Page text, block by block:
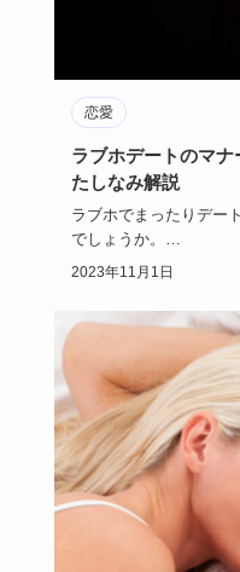
恋愛
ラブホデートのマ
たしなみ解説
ラブホでまったりデー
でしょうか。
でもいざラブホに行こ
2023年11月1日